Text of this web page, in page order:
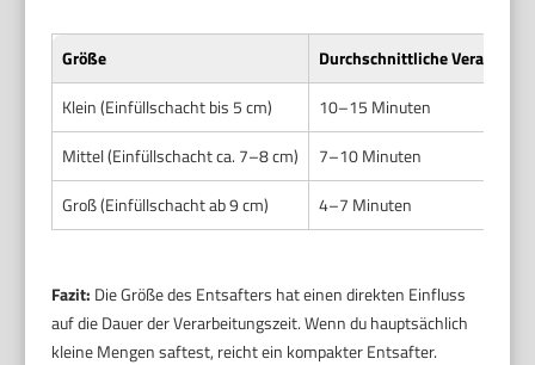
Größe
Durchschnittliche
Klein (Einfüllschacht bis 5 cm)
10–15 Minuten
Mittel (Einfüllschacht ca. 7–8 cm)
7–10 Minuten
Groß (Einfüllschacht ab 9 cm)
4–7 Minuten
Fazit: Die Größe des Entsafters hat einen direkten Einfluss
auf die Dauer der Verarbeitungszeit. Wenn du hauptsächlich
kleine Mengen saftest, reicht ein kompakter Entsafter.